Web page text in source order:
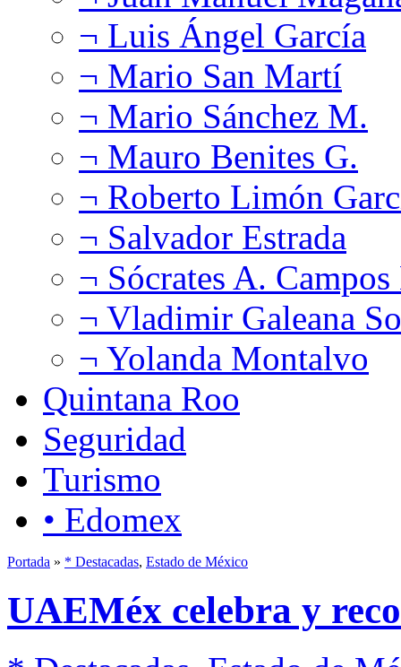
¬ Luis Ángel García
¬ Mario San Martí
¬ Mario Sánchez M.
¬ Mauro Benites G.
¬ Roberto Limón
¬ Salvador Estrada
¬ Sócrates A.
¬ Vladimir Galeana
¬ Yolanda Montalvo
Quintana Roo
Seguridad
Turismo
• Edomex
Portada » * Destacadas, Estado de México
UAEMéx celebra y